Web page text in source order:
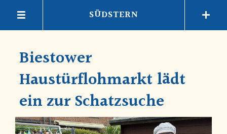
SÜDSTERN
Biestower
Haustürflohmarkt lädt
ein zur Schatzsuche